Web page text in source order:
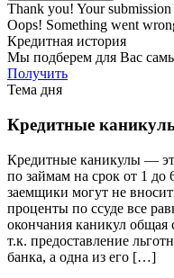
Thank you! Your submission
Oops! Something went
Кредитная история
Мы подберем для Вас
Получить
Тема дня
Кредитные
Кредитные каникулы —
по займам на срок от 1 до
заемщики могут не
проценты по ссуде все
окончания каникул общая
т.к. предоставление
банка, а одна из его […]